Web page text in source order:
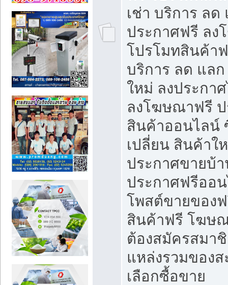
เช่า บริการ ลด
ประกาศฟรี ล
โปรโมทสินค้า
บริการ ลด แล
ใหม่ ลงประกา
ลงโฆษณาฟรี
สินค้าออนไลน์
เปลี่ยน สินค้าใ
ประกาศขายบ้
ประกาศฟรีออ
โพสต์ขายของ
สินค้าฟรี โฆษ
ต้องสมัครสมา
แหล่งรวมของ
เลือกซื้อขาย